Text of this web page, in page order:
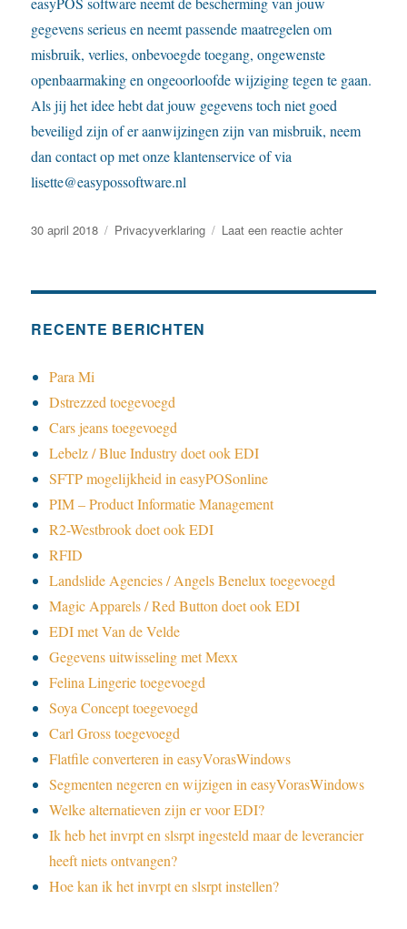
gegevens serieus en neemt passende maatregelen om
misbruik, verlies, onbevoegde toegang, ongewenste
openbaarmaking en ongeoorloofde wijziging tegen te gaan.
Als jij het idee hebt dat jouw gegevens toch niet goed
beveiligd zijn of er aanwijzingen zijn van misbruik, neem
dan contact op met onze klantenservice of via
lisette@easypossoftware.nl
Geplaatst
30 april 2018 Categorieën
Privacyverklaring Laat een reactie achterop
RECENTE BERICHTEN
Para Mi
Dstrezzed toegevoegd
Cars jeans toegevoegd
Lebelz / Blue Industry doet ook EDI
SFTP mogelijkheid in easyPOSonline
PIM – Product Informatie Management
R2-Westbrook doet ook EDI
RFID
Landslide Agencies / Angels Benelux toegevoegd
Magic Apparels / Red Button doet ook EDI
EDI met Van de Velde
Gegevens uitwisseling met Mexx
Felina Lingerie toegevoegd
Soya Concept toegevoegd
Carl Gross toegevoegd
Flatfile converteren in easyVorasWindows
Segmenten negeren en wijzigen in easyVorasWindows
Welke alternatieven zijn er voor EDI?
Ik heb het invrpt en slsrpt ingesteld maar de leverancier
heeft niets ontvangen?
Hoe kan ik het invrpt en slsrpt instellen?